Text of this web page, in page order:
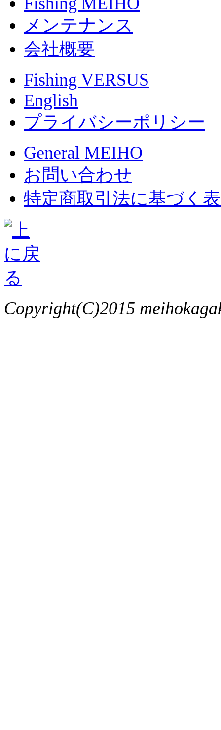
メンテナンス
会社概要
Fishing VERSUS
English
プライバシーポリシー
General MEIHO
お問い合わせ
特定商取引法に基づく
Copyright(C)2015